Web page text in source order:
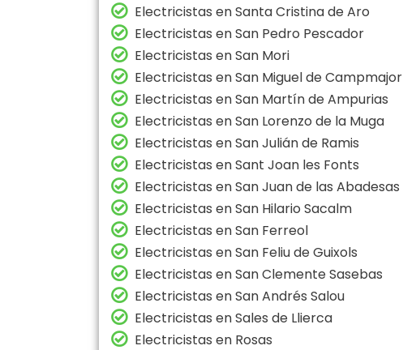
Electricistas en Santa Cristina de Aro
Electricistas en San Pedro Pescador
Electricistas en San Mori
Electricistas en San Miguel de Campmajor
Electricistas en San Martín de Ampurias
Electricistas en San Lorenzo de la Muga
Electricistas en San Julián de Ramis
Electricistas en Sant Joan les Fonts
Electricistas en San Juan de las Abadesas
Electricistas en San Hilario Sacalm
Electricistas en San Ferreol
Electricistas en San Feliu de Guixols
Electricistas en San Clemente Sasebas
Electricistas en San Andrés Salou
Electricistas en Sales de Llierca
Electricistas en Rosas